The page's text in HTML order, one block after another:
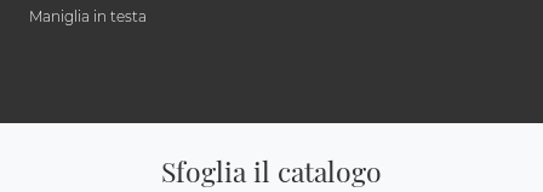
Maniglia in testa
Sfoglia il catalogo